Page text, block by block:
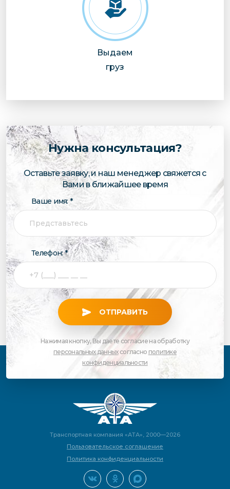
Выдаем
груз
Нужна консультация?
Оставьте заявку, и наш менеджер свяжется с
Вами в ближайшее время
Ваше имя: *
Телефон: *
ОТПРАВИТЬ
Нажимая кнопку, Вы даете согласие на обработку
персональных данныхсогласно политике
конфиденциальности
Транспортная компания «АТА», 2000—2026
Пользовательское соглашение
Политика конфиденциальности